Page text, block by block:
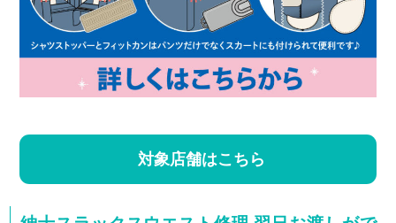
対象店舗はこちら